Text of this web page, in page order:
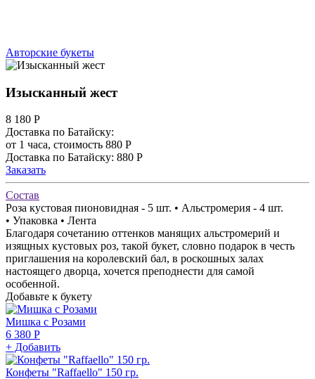
Авторские букеты
Изысканный жест
8 180 Р
Доставка по Батайску:
от 1 часа, стоимость 880 Р
Доставка по Батайску: 880 Р
Заказать
Состав
Роза кустовая пионовидная - 5 шт. • Альстромерия - 4 шт.
• Упаковка • Лента
Благодаря сочетанию оттенков манящих альстромерий и
изящных кустовых роз, такой букет, словно подарок в честь
приглашения на королевский бал, в роскошных залах
настоящего дворца, хочется преподнести для самой
особенной.
Добавьте к букету
Мишка с Розами
6 380 Р
+ Добавить
Конфеты "Raffaello" 150 гр.